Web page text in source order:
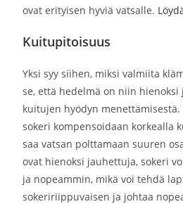
ovat erityisen hyviä vatsalle.
Kuitupitoisuus
Yksi syy siihen, miksi valmiita
se, että hedelmä on niin hienoksi
kuitujen hyödyn
sokeri kompensoidaan korkealla
saa vatsan polttamaan suuren
ovat hienoksi jauhettuja, sokeri
ja nopeammin, mikä voi tehdä
sokeririippuvaisen ja johtaa